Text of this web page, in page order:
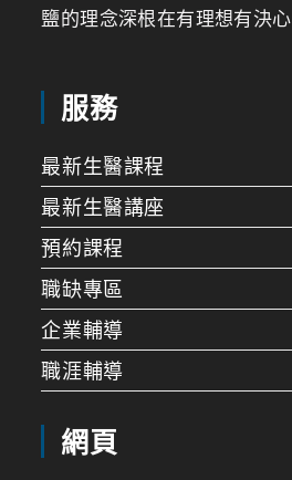
鹽的理念深根在有理想有決
服務
最新生醫課程
最新生醫講座
預約課程
職缺專區
企業輔導
職涯輔導
網頁